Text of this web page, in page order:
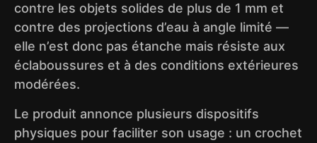
contre les objets solides de plus de 1 mm et
contre des projections d’eau à angle limité —
elle n’est donc pas étanche mais résiste aux
éclaboussures et à des conditions extérieures
modérées.
Le produit annonce plusieurs dispositifs
physiques pour faciliter son usage : un crochet